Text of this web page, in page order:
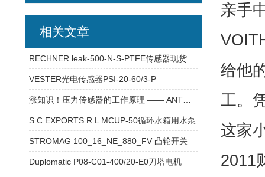
亲手
给他
工。
这家
2011
相关文章
RECHNER leak-500-N-S-PTFE传感器现货
VESTER光电传感器PSI-20-60/3-P
S.C.EXPORTS.R.L MCUP-50循环水箱用水泵
STROMAG 100_16_NE_880_FV 凸轮开关
Duplomatic P08-C01-400/20-E0刀塔电机